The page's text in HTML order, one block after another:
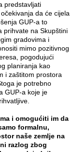
predstavljati
da će cijela
GUP-a to
prihvate na Skupštini
gradovima i
mimo pozitivnog
pogodujući
planiranja kao
i zaštitom prostora
je potrebno
GUP-a koje je
i omogućiti im da
formalnu,
naše zemlje na
razlog zbog